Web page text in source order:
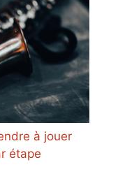
à jouer
étape